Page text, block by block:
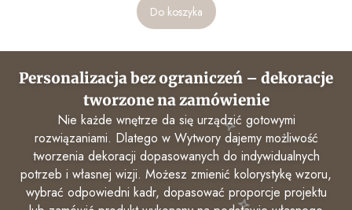
Do koszyka
Personalizacja bez ograniczeń – dekoracje
tworzone na zamówienie
Nie każde wnętrze da się urządzić gotowymi
rozwiązaniami. Dlatego w Wytwory dajemy możliwość
tworzenia dekoracji dopasowanych do indywidualnych
potrzeb i własnej wizji. Możesz zmienić kolorystykę wzoru,
wybrać odpowiedni kadr, dopasować proporcje projektu